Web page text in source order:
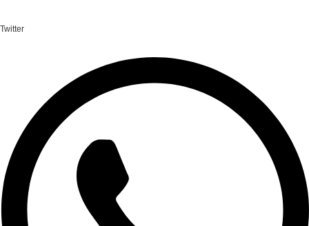
Twitter